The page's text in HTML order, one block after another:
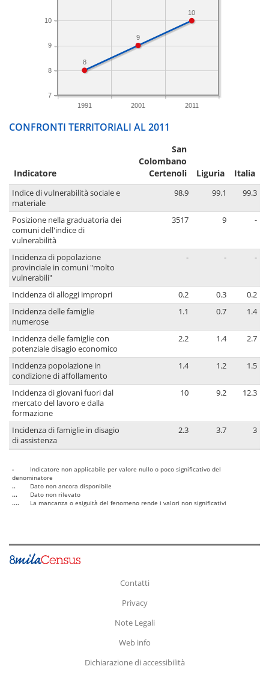
1991 2001 2011
7
8
9
10
10
9
8
CONFRONTI TERRITORIALI AL 2011
Indicatore
San
Colombano
Certenoli
Liguria Italia
Indice di vulnerabilità sociale e
materiale
98.9 99.1 99.3
Posizione nella graduatoria dei
comuni dell'indice di
vulnerabilità
3517 9 -
Incidenza di popolazione
provinciale in comuni "molto
vulnerabili"
- - -
Incidenza di alloggi impropri 0.2 0.3
0.2
Incidenza delle famiglie
numerose
1.1 0.7 1.4
Incidenza delle famiglie con
potenziale disagio economico
2.2 1.4 2.7
Incidenza popolazione in
condizione di affollamento
1.4 1.2 1.5
Incidenza di giovani fuori dal
mercato del lavoro e dalla
formazione
10 9.2 12.3
Incidenza di famiglie in disagio
di assistenza
2.3 3.7 3
-
Indicatore non applicabile per valore nullo o poco significativo del
denominatore
..
Dato non ancora disponibile
...
Dato non rilevato
....
La mancanza o esiguità del fenomeno rende i valori non significativi
Contatti
Privacy
Note Legali
Web info
Dichiarazione di accessibilità